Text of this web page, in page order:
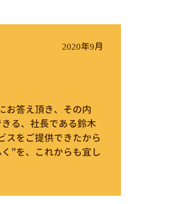
2020年9月
お答え頂き、その内
る、社長である鈴木
スをご提供できたから
”を、これからも宜し